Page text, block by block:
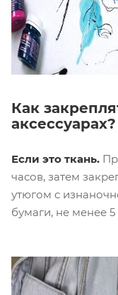
Как
аксессуарах?
Если это ткань.
часов, затем
утюгом с
бумаги, не менее 5